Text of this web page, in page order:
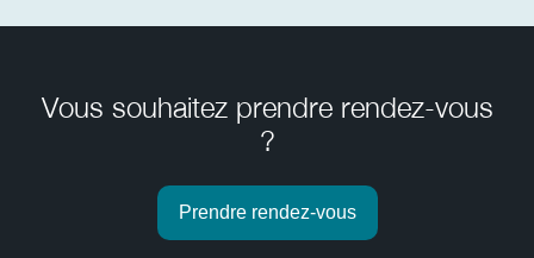
Vous souhaitez prendre rendez-vous
?
Prendre rendez-vous